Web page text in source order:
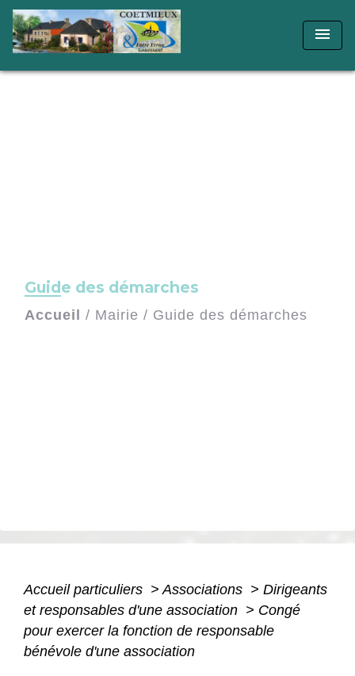
menu
Guide des démarches
Accueil / Mairie / Guide des démarches
Accueil particuliers > Associations > Dirigeants
et responsables d'une association > Congé
pour exercer la fonction de responsable
bénévole d'une association